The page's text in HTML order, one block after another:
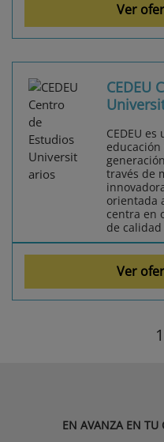
Ver
CEDEU
CEDEU
través de
orientada
centra en
de
Ver
1
EN AVANZA EN TU